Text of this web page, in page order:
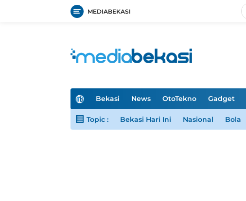
MEDIABEKASI
H
m
Bekasi News OtoTekno Gadget
Topic : Bekasi Hari Ini Nasional Bola